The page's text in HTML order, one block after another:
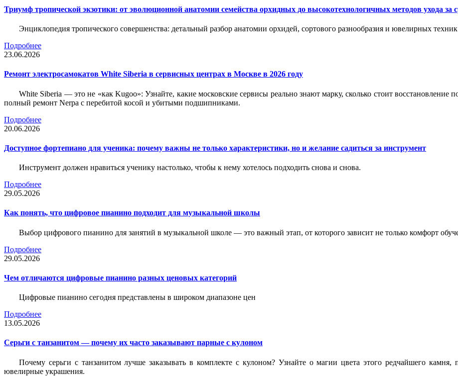
Триумф тропической экзотики: от эволюционной анатомии семейства орхидных до высокотехнологичных методов ухода за
Энциклопедия тропического совершенства: детальный разбор анатомии орхидей, сортового разнообразия и ювелирных
Подробнее
23.06.2026
Ремонт электросамокатов White Siberia в сервисных центрах в Москве в 2026 году
White Siberia — это не «как Kugoo»: Узнайте, какие московские сервисы реально знают марку, сколько стоит восстановление
полный ремонт Nerpa с перебитой косой и убитыми подшипниками.
Подробнее
20.06.2026
Доступное фортепиано для ученика: почему важны не только характеристики, но и желание садиться за инструмент
Инструмент должен нравиться ученику настолько, чтобы к нему хотелось подходить снова и снова.
Подробнее
29.05.2026
Как понять, что цифровое пианино подходит для музыкальной школы
Выбор цифрового пианино для занятий в музыкальной школе — это важный этап, от которого зависит не только комфорт
Подробнее
29.05.2026
Чем отличаются цифровые пианино разных ценовых категорий
Цифровые пианино сегодня представлены в широком диапазоне цен
Подробнее
13.05.2026
Серьги с танзанитом — почему их часто заказывают парные с кулоном
Почему серьги с танзанитом лучше заказывать в комплекте с кулоном? Узнайте о магии цвета этого редчайшего
ювелирные украшения.